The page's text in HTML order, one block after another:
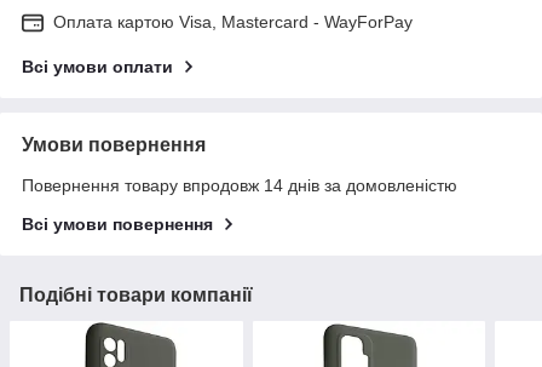
Оплата картою Visa, Mastercard - WayForPay
Всі умови оплати
Умови повернення
Повернення товару впродовж 14 днів за домовленістю
Всі умови повернення
Подібні товари компанії